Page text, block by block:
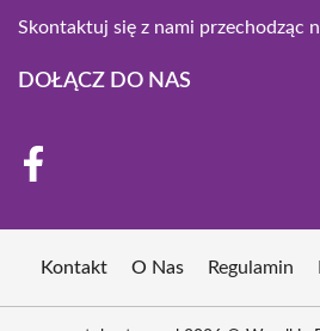
Skontaktuj się z nami przechodząc
DOŁĄCZ DO NAS
Kontakt O Nas Regulamin